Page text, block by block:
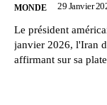
MONDE 29 Janvier
Le président
janvier 2026, l'Iran
affirmant sur sa